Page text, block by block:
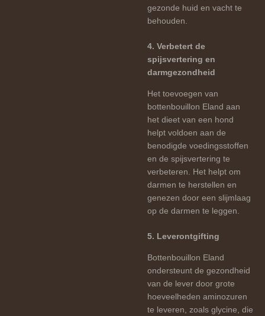
gezonde huid en vacht te
behouden.
4. Verbetert de
spijsvertering en
darmgezondheid
Het toevoegen van
bottenbouillon Eland aan
het dieet van een hond
helpt voldoen aan de
benodigde voedingsstoffen
en de spijsvertering te
verbeteren. Het helpt om
darmen te herstellen en
genezen door een slijmlaag
op de darmen te leggen.
5. Leverontgifting
Bottenbouillon Eland
ondersteunt de gezondheid
van de lever door grote
hoeveelheden aminozuren
te leveren, zoals glycine, die